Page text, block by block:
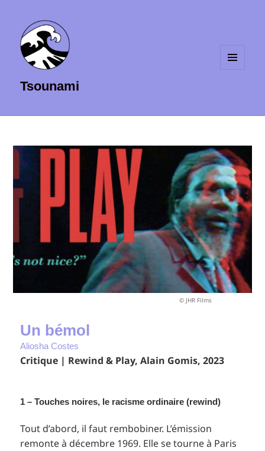
Tsounami
© JHR Films
Un bémol
Aliosha Costes
Critique | Rewind & Play, Alain Gomis, 2023
1 – Touches noires, le racisme ordinaire (rewind)
Tout d’abord, il faut rembobiner. L’émission
remonte à décembre 1969. Elle se tourne à Paris